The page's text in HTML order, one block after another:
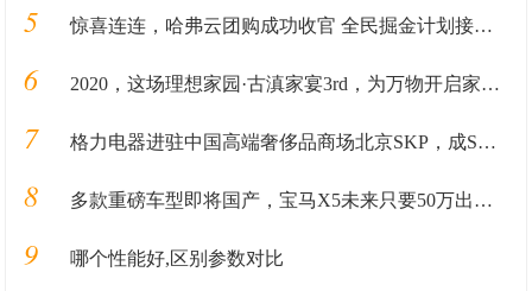
5 惊喜连连，哈弗云团购成功收官 全民掘金计划接踵而至
6 2020，这场理想家园·古滇家宴3rd，为万物开启家园的新篇章
7 格力电器进驻中国高端奢侈品商场北京SKP，成SKP国产家电第一品牌
8 多款重磅车型即将国产，宝马X5未来只要50万出头？
9 哪个性能好,区别参数对比